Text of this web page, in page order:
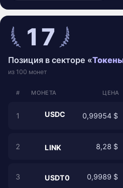
17
Позиция в секторе «
из 100 монет
# МОНЕТА ЦЕНА
1 USDC 0,99954 $
2 LINK 8,28 $
3 USDT0 0,9989 $